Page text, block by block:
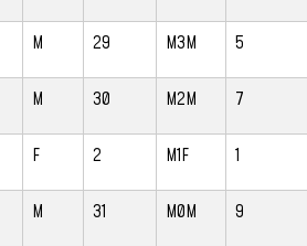
M 29 M3M 5
M 30 M2M 7
F 2 M1F 1
M 31 M0M 9